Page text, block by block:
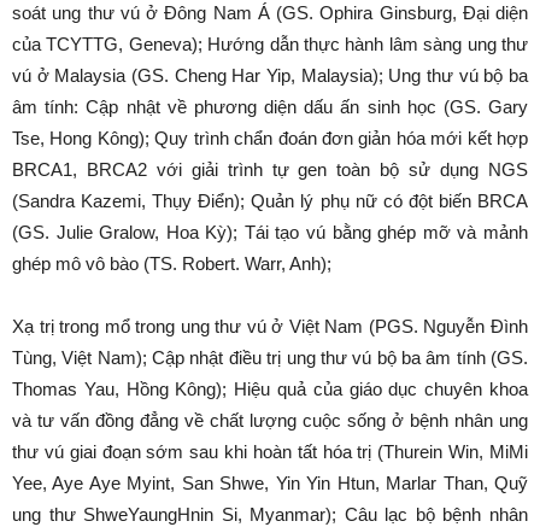
soát ung thư vú ở Đông Nam Á (GS. Ophira Ginsburg, Đại diện
của TCYTTG, Geneva); Hướng dẫn thực hành lâm sàng ung thư
vú ở Malaysia (GS. Cheng Har Yip, Malaysia); Ung thư vú bộ ba
âm tính: Cập nhật về phương diện dấu ấn sinh học (GS. Gary
Tse, Hong Kông); Quy trình chẩn đoán đơn giản hóa mới kết hợp
BRCA1, BRCA2 với giải trình tự gen toàn bộ sử dụng NGS
(Sandra Kazemi, Thụy Điển); Quản lý phụ nữ có đột biến BRCA
(GS. Julie Gralow, Hoa Kỳ); Tái tạo vú bằng ghép mỡ và mảnh
ghép mô vô bào (TS. Robert. Warr, Anh);
Xạ trị trong mổ trong ung thư vú ở Việt Nam (PGS. Nguyễn Đình
Tùng, Việt Nam); Cập nhật điều trị ung thư vú bộ ba âm tính (GS.
Thomas Yau, Hồng Kông); Hiệu quả của giáo dục chuyên khoa
và tư vấn đồng đẳng về chất lượng cuộc sống ở bệnh nhân ung
thư vú giai đoạn sớm sau khi hoàn tất hóa trị (Thurein Win, MiMi
Yee, Aye Aye Myint, San Shwe, Yin Yin Htun, Marlar Than, Quỹ
ung thư ShweYaungHnin Si, Myanmar); Câu lạc bộ bệnh nhân